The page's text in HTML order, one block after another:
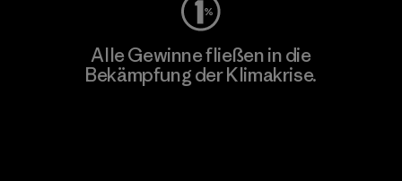
Alle Gewinne fließen in die
Bekämpfung der Klimakrise.